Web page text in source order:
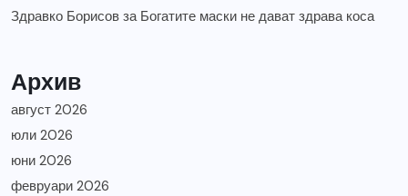
Здравко Борисов за Богатите маски не дават здрава коса
Архив
август 2026
юли 2026
юни 2026
февруари 2026